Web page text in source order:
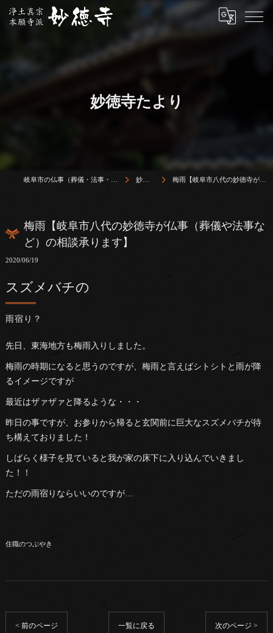
妙徳寺たより
妙徳寺たより 梅雨【岐阜市八代の妙徳寺が仏事（葬儀や法事など）の相談承ります】
梅雨【岐阜市八代の妙徳寺が仏事（葬儀や法事な
ど）の相談承ります】
2020/06/19
雨宿り？
スズメバチの
先日、東海地方も梅雨入りしました。
梅雨の時期になると思うのですが、梅雨と言えばシトシトと雨が降
るイメージですが
最近はザァザァと降るような・・・
昨日の事ですが、お参りから帰ると玄関前に巨大なスズメバチが待
ち構えておりました！
しばらく様子を見ていると我が家の床下に入り込んでいきまし
た！！
ただの雨宿りならいいのですが…
住職のつぶやき
< 前のページ 一覧に戻る 次のページ >